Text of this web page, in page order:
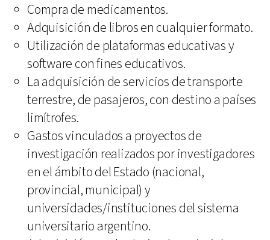
Compra de medicamentos.
Adquisición de libros en cualquier formato.
Utilización de plataformas educativas y
software con fines educativos.
La adquisición de servicios de transporte
terrestre, de pasajeros, con destino a países
limítrofes.
Gastos vinculados a proyectos de
investigación realizados por investigadores
en el ámbito del Estado (nacional,
provincial, municipal) y
universidades/instituciones del sistema
universitario argentino.